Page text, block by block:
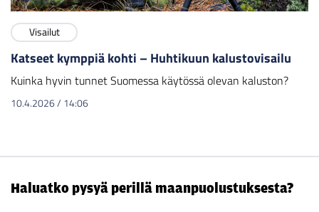
Visailut
Katseet kymppiä kohti – Huhtikuun kalustovisailu
Kuinka hyvin tunnet Suomessa käytössä olevan kaluston?
10.4.2026/ 14:06
Haluatko pysyä perillä maanpuolustuksesta?